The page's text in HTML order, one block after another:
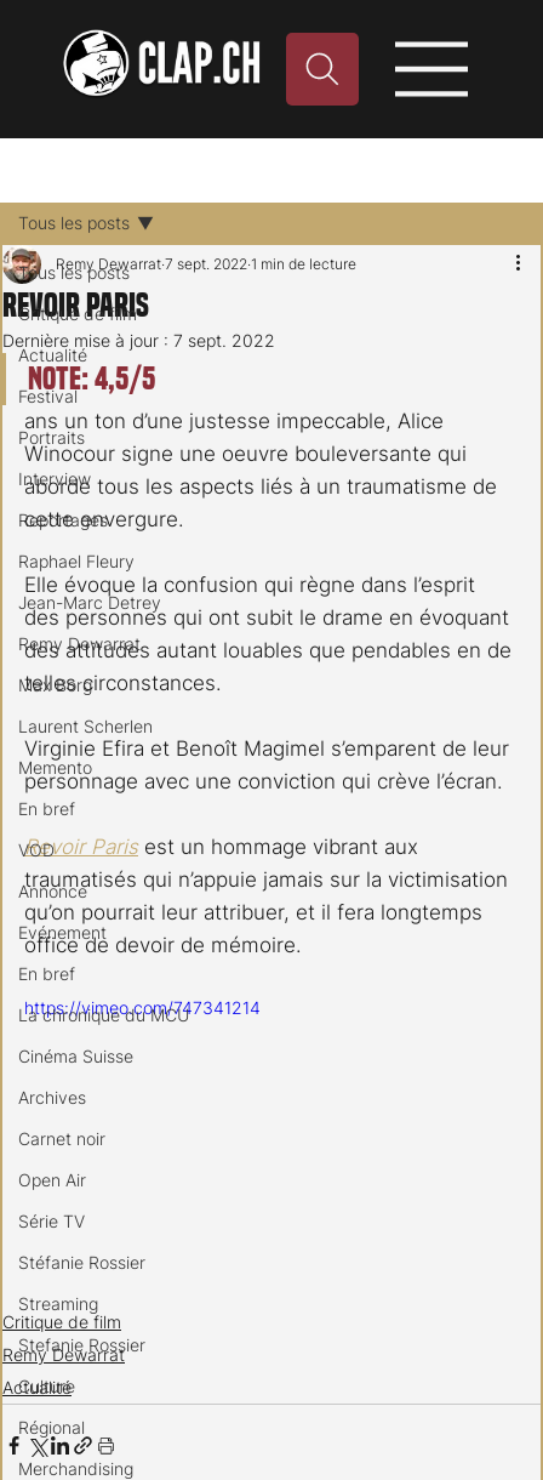
Tous les posts
Critique de film
Actualité
Festival
Portraits
Interview
Reportages
Raphael Fleury
Jean-Marc Detrey
Remy Dewarrat
Max Borg
Laurent Scherlen
Memento
En bref
VOD
Annonce
Evénement
En bref
La chronique du MCU
Cinéma Suisse
Archives
Carnet noir
Open Air
Série TV
Stéfanie Rossier
Streaming
Stefanie Rossier
Culture
Régional
Merchandising
Tous les posts
Revoir Paris
Remy Dewarrat 7 sept. 2022 1 min de lecture
Dernière mise à jour : 7 sept. 2022
Note: 4,5/5
ans un ton d’une justesse impeccable, Alice
Winocour signe une oeuvre bouleversante qui
aborde tous les aspects liés à un traumatisme de
cette envergure.
Elle évoque la confusion qui règne dans l’esprit
des personnes qui ont subit le drame en évoquant
des attitudes autant louables que pendables en de
telles circonstances.
Virginie Efira et Benoît Magimel s’emparent de leur
personnage avec une conviction qui crève l’écran.
Revoir Paris est un hommage vibrant aux
traumatisés qui n’appuie jamais sur la victimisation
qu’on pourrait leur attribuer, et il fera longtemps
office de devoir de mémoire.
https://vimeo.com/747341214
Critique de film
Remy Dewarrat
Actualité